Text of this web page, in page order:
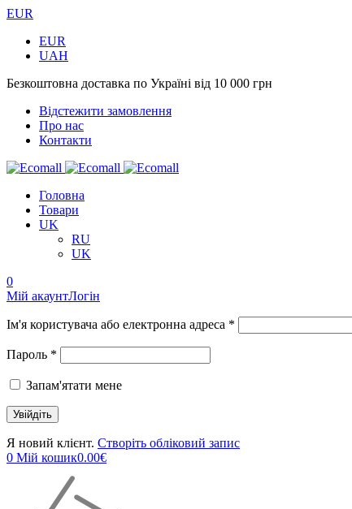
EUR
EUR
UAH
Безкоштовна доставка по Україні від 10 000 грн
Відстежити замовлення
Про нас
Контакти
Головна
Товари
UK
RU
UK
0
Мій акаунтЛогін
Ім'я користувача або електронна адреса *
Пароль *
Запам'ятати мене
Я новий клієнт. Створіть обліковий запис
0 Мій кошик0.00€